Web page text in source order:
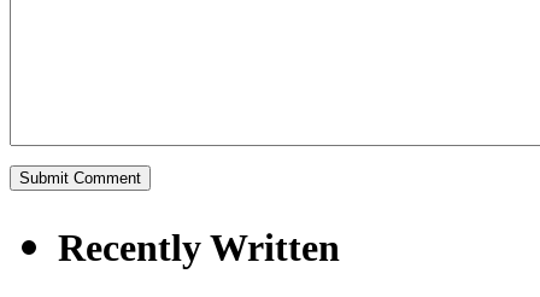
Recently Written